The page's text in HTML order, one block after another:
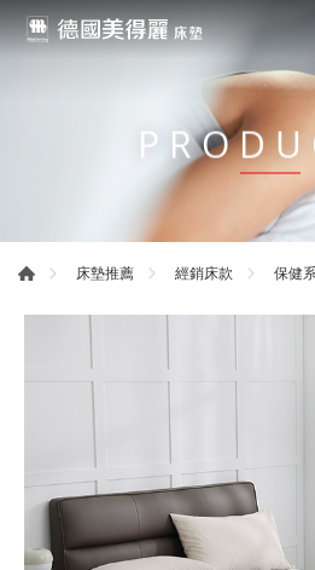
床墊推薦 經銷床款 保健